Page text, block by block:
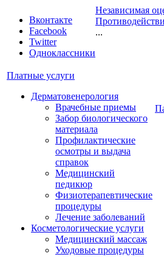
Вконтакте
Facebook
Twitter
Одноклассники
Независимая
...
Платные услуги
Дерматовенерология
Врачебные приемы
Забор биологического
материала
Профилактические
осмотры и выдача
справок
Медицинский
педикюр
Физиотерапевтические
процедуры
Лечение заболеваний
Косметологические услуги
Медицинский массаж
Уходовые процедуры